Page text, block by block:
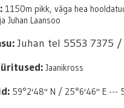
1150m pikk, väga hea
Juhan Laansoo
Juhan tel 5553 7375 /
Jaanikross
59°2'48'' N / 25°6'46'' E ---